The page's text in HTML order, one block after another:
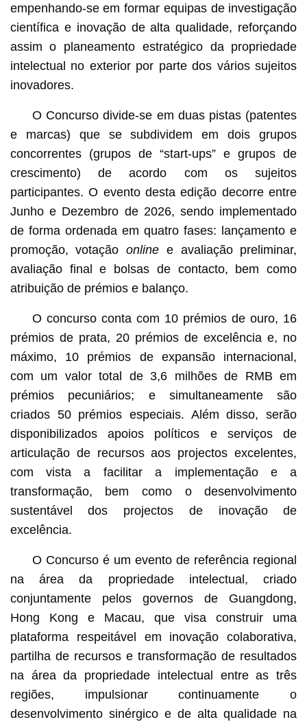
empenhando-se em formar equipas de investigação
científica e inovação de alta qualidade, reforçando
assim o planeamento estratégico da propriedade
intelectual no exterior por parte dos vários sujeitos
inovadores.
O Concurso divide-se em duas pistas (patentes
e marcas) que se subdividem em dois grupos
concorrentes (grupos de “start-ups” e grupos de
crescimento) de acordo com os sujeitos
participantes. O evento desta edição decorre entre
Junho e Dezembro de 2026, sendo implementado
de forma ordenada em quatro fases: lançamento e
promoção, votaçãoonline e avaliação preliminar,
avaliação final e bolsas de contacto, bem como
atribuição de prémios e balanço.
O concurso conta com 10 prémios de ouro, 16
prémios de prata, 20 prémios de excelência e, no
máximo, 10 prémios de expansão internacional,
com um valor total de 3,6 milhões de RMB em
prémios pecuniários; e simultaneamente são
criados 50 prémios especiais. Além disso, serão
disponibilizados apoios políticos e serviços de
articulação de recursos aos projectos excelentes,
com vista a facilitar a implementação e a
transformação, bem como o desenvolvimento
sustentável dos projectos de inovação de
excelência.
O Concurso é um evento de referência regional
na área da propriedade intelectual, criado
conjuntamente pelos governos de Guangdong,
Hong Kong e Macau, que visa construir uma
plataforma respeitável em inovação colaborativa,
partilha de recursos e transformação de resultados
na área da propriedade intelectual entre as três
regiões, impulsionar continuamente o
desenvolvimento sinérgico e de alta qualidade na